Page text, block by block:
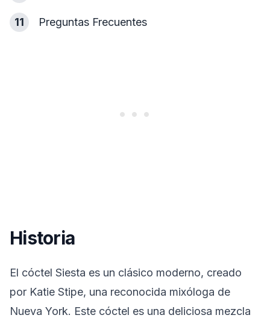
11 Preguntas Frecuentes
Historia
El cóctel Siesta es un clásico moderno, creado
por Katie Stipe, una reconocida mixóloga de
Nueva York. Este cóctel es una deliciosa mezcla